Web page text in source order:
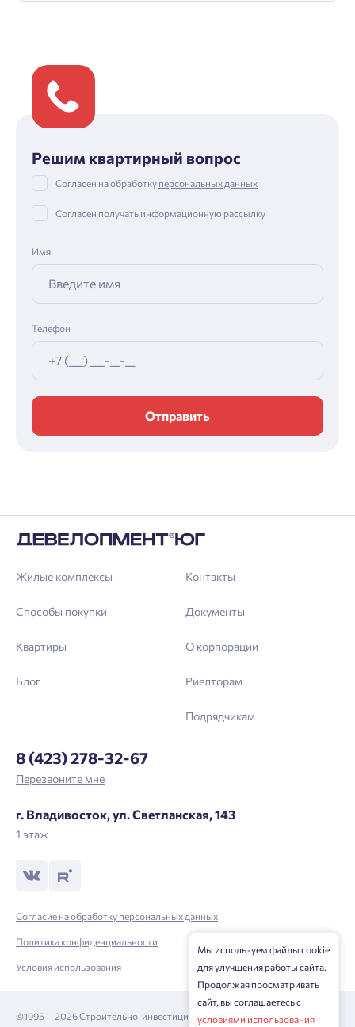
Решим квартирный вопрос
Согласен на обработку персональных данных
Согласен получать информационную рассылку
Имя
Телефон
Отправить
Жилые комплексы
Способы покупки
Квартиры
Блог
Контакты
Документы
О корпорации
Риелторам
Подрядчикам
8 (423) 278-32-67
Перезвоните мне
г. Владивосток, ул. Светланская, 143
1 этаж
Согласие на обработку персональных данных
Политика конфиденциальности
Условия использования
©1995 — 2026 Строительно-инвестиционная корпорация
Мы используем файлы cookie
для улучшения работы сайта.
Продолжая просматривать
сайт, вы соглашаетесь с
условиями использования